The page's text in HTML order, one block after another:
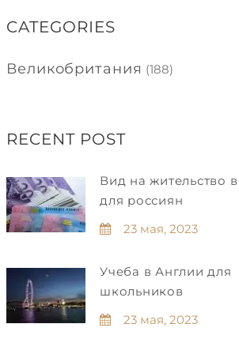
CATEGORIES
Великобритания (188)
RECENT POST
Вид на жительство
для россиян
23 мая, 2023
Учеба в Англии для
школьников
23 мая, 2023